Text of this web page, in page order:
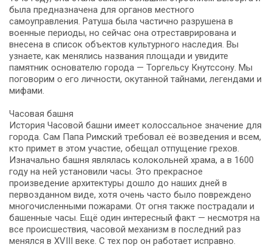
была предназначена для органов местного
самоуправления. Ратуша была частично разрушена в
военные периоды, но сейчас она отреставрирована и
внесена в список объектов культурного наследия. Вы
узнаете, как менялись названия площади и увидите
памятник основателю города — Торгельсу Кнутссону. Мы
поговорим о его личности, окутанной тайнами, легендами и
мифами.
Часовая башня
История Часовой башни имеет колоссальное значение для
города. Сам Папа Римский требовал её возведения и всем,
кто примет в этом участие, обещал отпущение грехов.
Изначально башня являлась колокольней храма, а в 1600
году на ней установили часы. Это прекрасное
произведение архитектуры дошло до наших дней в
первозданном виде, хотя очень часто было повреждено
многочисленными пожарами. От огня также пострадали и
башенные часы. Ещё один интересный факт — несмотря на
все происшествия, часовой механизм в последний раз
менялся в XVIII веке. С тех пор он работает исправно.